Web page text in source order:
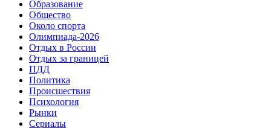
Образование
Общество
Около спорта
Олимпиада-2026
Отдых в России
Отдых за границей
ПДД
Политика
Происшествия
Психология
Рынки
Сериалы